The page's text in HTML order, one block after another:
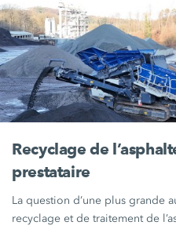
Recyclage de
prestataire
La question d’une plus grande
recyclage et de traitement de